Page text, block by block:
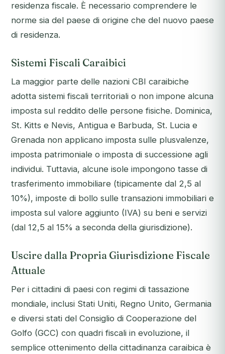
residenza fiscale. È necessario comprendere le
norme sia del paese di origine che del nuovo paese
di residenza.
Sistemi Fiscali Caraibici
La maggior parte delle nazioni CBI caraibiche
adotta sistemi fiscali territoriali o non impone alcuna
imposta sul reddito delle persone fisiche. Dominica,
St. Kitts e Nevis, Antigua e Barbuda, St. Lucia e
Grenada non applicano imposta sulle plusvalenze,
imposta patrimoniale o imposta di successione agli
individui. Tuttavia, alcune isole impongono tasse di
trasferimento immobiliare (tipicamente dal 2,5 al
10%), imposte di bollo sulle transazioni immobiliari e
imposta sul valore aggiunto (IVA) su beni e servizi
(dal 12,5 al 15% a seconda della giurisdizione).
Uscire dalla Propria Giurisdizione Fiscale
Attuale
Per i cittadini di paesi con regimi di tassazione
mondiale, inclusi Stati Uniti, Regno Unito, Germania
e diversi stati del Consiglio di Cooperazione del
Golfo (GCC) con quadri fiscali in evoluzione, il
semplice ottenimento della cittadinanza caraibica è